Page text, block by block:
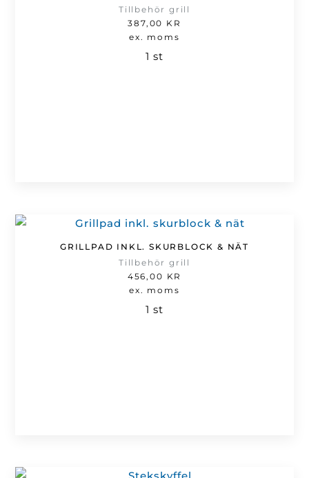
Tillbehör grill
387,00 KR
ex. moms
1 st
GRILLPAD INKL. SKURBLOCK & NÄT
Tillbehör grill
456,00 KR
ex. moms
1 st